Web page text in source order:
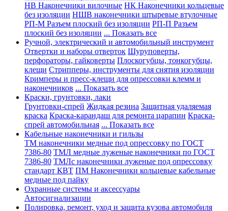
НВ Наконечники вилочные НК Наконечники кольцевые
без изоляции НШВ наконечники штыревые втулочные
РП-М Разъем плоский без изоляции РП-П Разъем
плоский без изоляции ... Показать все
Ручной, электрический и автомобильный инструмент
Отвертки и наборы отверток Шуруповерты,
перфораторы, гайковерты Плоскогубцы, тонкогубцы,
клещи Стрипперы, инструменты для снятия изоляции
Кримперы и пресс-клещи для опрессовки клемм и
наконечников ... Показать все
Краски, грунтовки, лаки
Грунтовки-спрей Жидкая резина Защитная удаляемая
краска Краска-карандаш для ремонта царапин Краска-
спрей автомобильная ... Показать все
Кабельные наконечники и гильзы
ТМ наконечники медные под опрессовку по ГОСТ
7386-80 ТМЛ медные луженые наконечники по ГОСТ
7386-80 ТМЛс наконечники луженые под опрессовку
стандарт КВТ ПМ Наконечники кольцевые кабельные
медные под пайку
Охранные системы и аксессуары
Автосигнализации
Полировка, ремонт, уход и защита кузова автомобиля